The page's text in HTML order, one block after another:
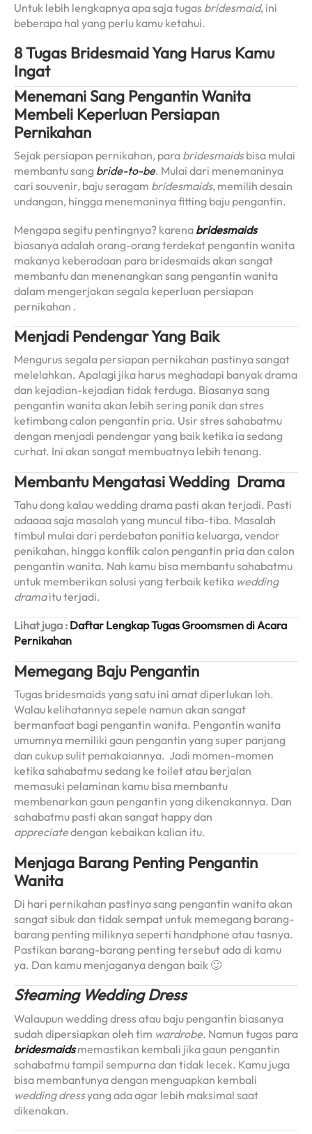
Untuk lebih lengkapnya apa saja tugas bridesmaid, ini
beberapa hal yang perlu kamu ketahui.
8 Tugas Bridesmaid Yang Harus Kamu
Ingat
Menemani Sang Pengantin Wanita
Membeli Keperluan Persiapan
Pernikahan
Sejak persiapan pernikahan, para bridesmaidsbisa mulai
membantu sang bride-to-be. Mulai dari menemaninya
cari souvenir, baju seragam bridesmaids, memilih desain
undangan, hingga menemaninya fitting baju pengantin.
Mengapa segitu pentingnya? karena bridesmaids
biasanya adalah orang-orang terdekat pengantin wanita
makanya keberadaan para bridesmaids akan sangat
membantu dan menenangkan sang pengantin wanita
dalam mengerjakan segala keperluan persiapan
pernikahan .
Menjadi Pendengar Yang Baik
Mengurus segala persiapan pernikahan pastinya sangat
melelahkan. Apalagi jika harus meghadapi banyak drama
dan kejadian-kejadian tidak terduga. Biasanya sang
pengantin wanita akan lebih sering panik dan stres
ketimbang calon pengantin pria. Usir stres sahabatmu
dengan menjadi pendengar yang baik ketika ia sedang
curhat. Ini akan sangat membuatnya lebih tenang.
Membantu Mengatasi Wedding Drama
Tahu dong kalau wedding drama pasti akan terjadi. Pasti
adaaaa saja masalah yang muncul tiba-tiba. Masalah
timbul mulai dari perdebatan panitia keluarga, vendor
penikahan, hingga konflik calon pengantin pria dan calon
pengantin wanita. Nah kamu bisa membantu sahabatmu
untuk memberikan solusi yang terbaik ketika wedding
dramaitu terjadi.
Lihat juga : Daftar Lengkap Tugas Groomsmen di Acara
Pernikahan
Memegang Baju Pengantin
Tugas bridesmaids yang satu ini amat diperlukan loh.
Walau kelihatannya sepele namun akan sangat
bermanfaat bagi pengantin wanita. Pengantin wanita
umumnya memiliki gaun pengantin yang super panjang
dan cukup sulit pemakaiannya. Jadi momen-momen
ketika sahabatmu sedang ke toilet atau berjalan
memasuki pelaminan kamu bisa membantu
membenarkan gaun pengantin yang dikenakannya. Dan
sahabatmu pasti akan sangat happy dan
appreciatedengan kebaikan kalian itu.
Menjaga Barang Penting Pengantin
Wanita
Di hari pernikahan pastinya sang pengantin wanita akan
sangat sibuk dan tidak sempat untuk memegang barang-
barang penting miliknya seperti handphone atau tasnya.
Pastikan barang-barang penting tersebut ada di kamu
ya. Dan kamu menjaganya dengan baik 🙂
Steaming Wedding Dress
Walaupun wedding dress atau baju pengantin biasanya
sudah dipersiapkan oleh tim wardrobe. Namun tugas para
bridesmaids memastikan kembali jika gaun pengantin
sahabatmu tampil sempurna dan tidak lecek. Kamu juga
bisa membantunya dengan menguapkan kembali
wedding dressyang ada agar lebih maksimal saat
dikenakan.